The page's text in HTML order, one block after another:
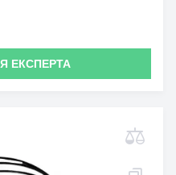
ЕКСПЕРТА